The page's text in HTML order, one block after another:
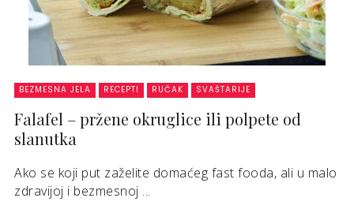
BEZMESNA JELA RECEPTI RUČAK SVAŠTARIJE
Falafel – pržene okruglice ili polpete od
slanutka
Ako se koji put zaželite domaćeg fast fooda, ali u malo
zdravijoj i bezmesnoj ...